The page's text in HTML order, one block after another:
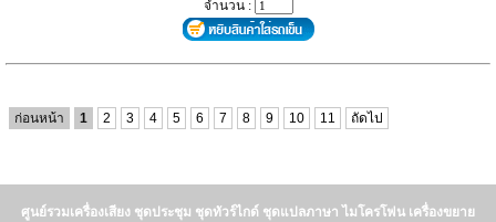
จำนวน :
ก่อนหน้า 1 2 3 4 5 6 7 8 9 10 11 ถัดไป
ศูนย์รวมเครื่องเสียง ชุดประชุม ชุดทัวร์ไกด์ ชุดแปลภาษา ไมโครโฟน เครื่องขยาย